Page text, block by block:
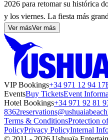
2026 para retomar su histórica
y los viernes. La fiesta más
Ver másVer más
VIP Bookings+34 971 12 94 17
EventsBuy TicketsEvent
Hotel Bookings+34 971 92 81
8362
Terms & ConditionsProtection
PolicyPrivacy PolicyInternal